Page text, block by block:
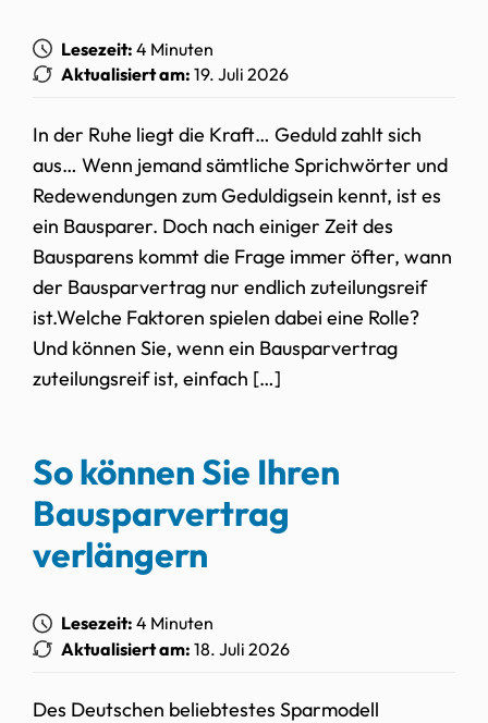
Lesezeit: 4 Minuten
Aktualisiert am: 19. Juli 2026
In der Ruhe liegt die Kraft… Geduld zahlt sich
aus… Wenn jemand sämtliche Sprichwörter und
Redewendungen zum Geduldigsein kennt, ist es
ein Bausparer. Doch nach einiger Zeit des
Bausparens kommt die Frage immer öfter, wann
der Bausparvertrag nur endlich zuteilungsreif
ist.Welche Faktoren spielen dabei eine Rolle?
Und können Sie, wenn ein Bausparvertrag
zuteilungsreif ist, einfach […]
So können Sie Ihren
Bausparvertrag
verlängern
Lesezeit: 4 Minuten
Aktualisiert am: 18. Juli 2026
Des Deutschen beliebtestes Sparmodell